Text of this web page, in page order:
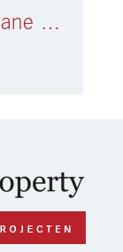
Appartement op de begane grond Málaga € 2.400.000,-